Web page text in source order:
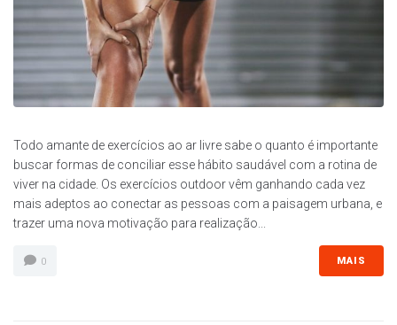
Todo amante de exercícios ao ar livre sabe o quanto é importante
buscar formas de conciliar esse hábito saudável com a rotina de
viver na cidade. Os exercícios outdoor vêm ganhando cada vez
mais adeptos ao conectar as pessoas com a paisagem urbana, e
trazer uma nova motivação para realização...
0 MAIS